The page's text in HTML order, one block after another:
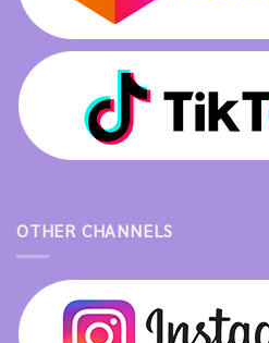
OTHER CHANNELS